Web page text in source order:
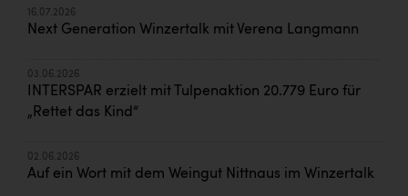
16.07.2026
Next Generation Winzertalk mit Verena Langmann
03.06.2026
INTERSPAR erzielt mit Tulpenaktion 20.779 Euro für
„Rettet das Kind“
02.06.2026
Auf ein Wort mit dem Weingut Nittnaus im Winzertalk